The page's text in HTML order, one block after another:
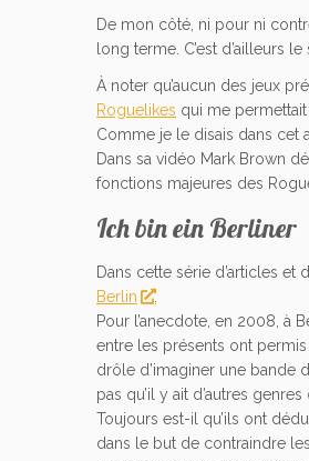
De mon côté, ni pour ni
long terme. C’est d’ailleurs
À noter qu’aucun des jeux
Roguelikes qui me permettait
Comme je le disais dans cet
Dans sa vidéo Mark Brown
fonctions majeures des
Ich bin ein Berliner
Dans cette série d’articles et
Berlin
.
Pour l’anecdote, en 2008, à
entre les présents ont
drôle d’imaginer une bande
pas qu’il y ait d’autres genres
Toujours est-il qu’ils ont
dans le but de contraindre